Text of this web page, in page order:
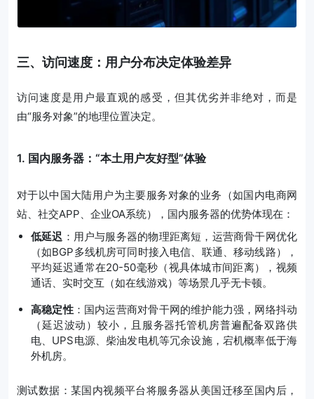
三、访问速度：用户分布决定体验差异
访问速度是用户最直观的感受，但其优劣并非绝对，而是
由“服务对象”的地理位置决定。
1. 国内服务器：“本土用户友好型”体验
对于以中国大陆用户为主要服务对象的业务（如国内电商网
站、社交APP、企业OA系统），国内服务器的优势体现在：
低延迟 ：用户与服务器的物理距离短，运营商骨干网优化
（如BGP多线机房可同时接入电信、联通、移动线路），
平均延迟通常在20-50毫秒（视具体城市间距离），视频
通话、实时交互（如在线游戏）等场景几乎无卡顿。
高稳定性：国内运营商对骨干网的维护能力强，网络抖动
（延迟波动）较小，且服务器托管机房普遍配备双路供
电、UPS电源、柴油发电机等冗余设施，宕机概率低于海
外机房。
测试数据：某国内视频平台将服务器从美国迁移至国内后，